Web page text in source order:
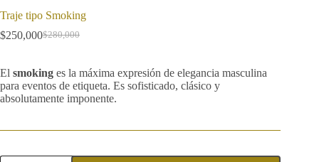
Traje tipo Smoking
$280,000
Original
was:
$280,000.
$250,000Current
is:
$250,000.
El smoking es la máxima expresión de elegancia masculina
para eventos de etiqueta. Es sofisticado, clásico y
absolutamente imponente.